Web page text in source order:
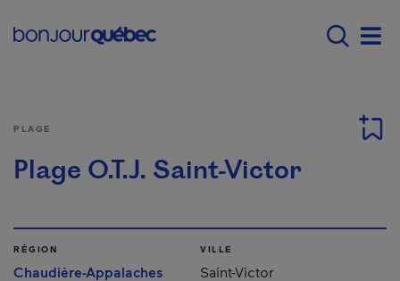
Main navigation -
PLAGE
Plage O.T.J. Saint-Victor
RÉGION
Chaudière-Appalaches
VILLE
Saint-Victor